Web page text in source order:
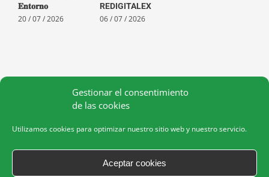
Gestionar el consentimiento
de las cookies
Utilizamos cookies para optimizar nuestro sitio web y nuestro servicio.
Aceptar cookies
𝐄𝐧𝐭𝐨𝐫𝐧𝐨
20 / 07 / 2026
REDIGITALEX
06 / 07 / 2026